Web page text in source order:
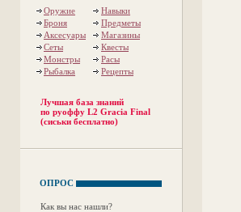
Оружие
Навыки
Броня
Предметы
Аксесуары
Магазины
Сеты
Квесты
Монстры
Расы
Рыбалка
Рецепты
Лучшая база знаний
по руоффу L2 Gracia Final
(сиськи бесплатно)
ОПРОС
Как вы нас нашли?